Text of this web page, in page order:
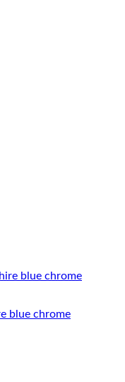
blue chrome